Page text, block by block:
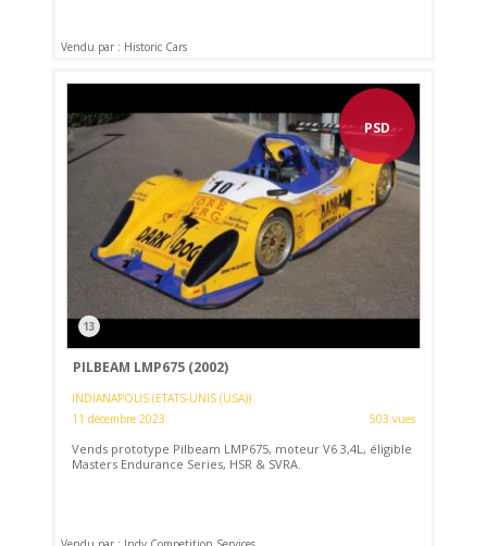
Vendu par : Historic Cars
PSD
13
PILBEAM LMP675 (2002)
INDIANAPOLIS (ETATS-UNIS (USA))
11 décembre 2023
503 vues
Vends prototype Pilbeam LMP675, moteur V6 3,4L, éligible
Masters Endurance Series, HSR & SVRA.